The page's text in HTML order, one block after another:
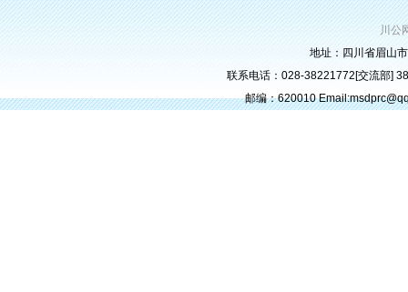
川公
地址：四川省眉山
联系电话：028-38221772[交流部]
邮编：620010